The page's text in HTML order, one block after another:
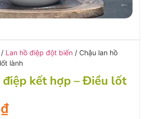
/ Lan hồ điệp đột biến / Chậu lan hồ
lành
điệp kết hợp – Điều lốt
₫